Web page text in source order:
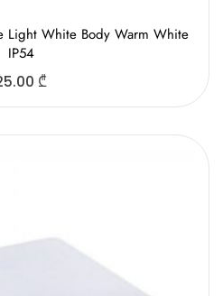
Light White Body Warm White
IP54
₾